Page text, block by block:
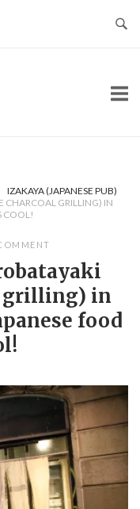
IZAKAYA (JAPANESE PUB)
CHARCOAL GRILLING) IN
COOL!
grilling) in
food